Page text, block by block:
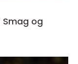
Smag og